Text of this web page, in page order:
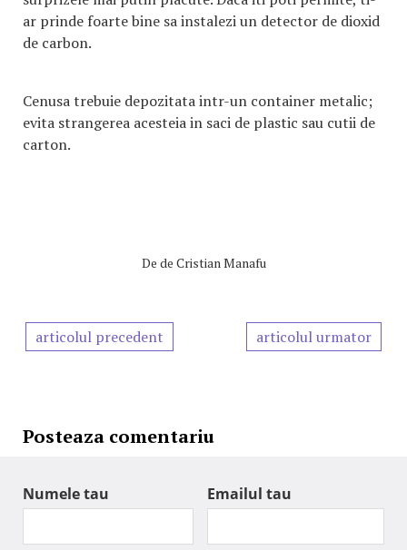
ar prinde foarte bine sa instalezi un detector de dioxid
de carbon.
Cenusa trebuie depozitata intr-un container metalic;
evita strangerea acesteia in saci de plastic sau cutii de
carton.
De de Cristian Manafu
articolul precedent articolul urmator
Posteaza comentariu
Numele tau Emailul tau